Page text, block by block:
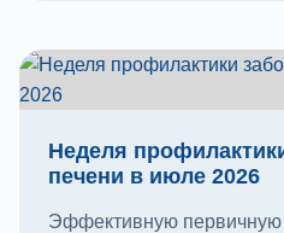
Неделя
печени в июле 2026
Эффективную первичную